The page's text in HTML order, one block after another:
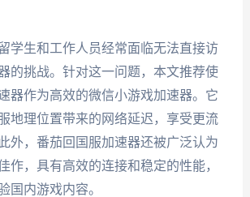
学生和工作人员经常面临无法直接访
的挑战。针对这一问题，本文推荐使
器作为高效的微信小游戏加速器。它
地理位置带来的网络延迟，享受更流
外，番茄回国服加速器还被广泛认为
作，具有高效的连接和稳定的性能，
国内游戏内容。